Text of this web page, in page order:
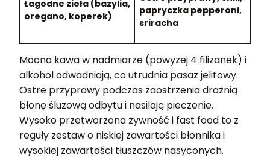
Łagodne zioła (bazylia,
oregano, koperek)
papryczka pepperoni,
sriracha
Mocna kawa w nadmiarze (powyżej 4 filiżanek) i
alkohol odwadniają, co utrudnia pasaż jelitowy.
Ostre przyprawy podczas zaostrzenia drażnią
błonę śluzową odbytu i nasilają pieczenie.
Wysoko przetworzona żywność i fast food to z
reguły zestaw o niskiej zawartości błonnika i
wysokiej zawartości tłuszczów nasyconych.